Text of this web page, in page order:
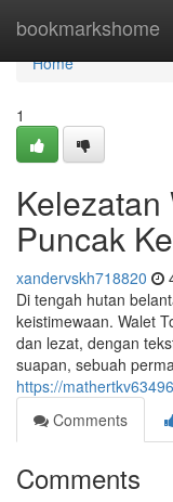
bookmarkshome
Home
Home
1
Kelezatan
Puncak
xandervskh718820
Di tengah hutan
keistimewaan. Walet
dan lezat, dengan
suapan, sebuah
https://
Comments
Comments